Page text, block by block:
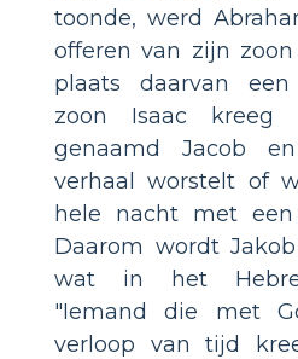
toonde, werd
offeren van zijn
plaats daarvan
zoon Isaac
genaamd Jacob
verhaal worstelt of
hele nacht met
Daarom wordt
wat in het
"Iemand die met
verloop van tijd